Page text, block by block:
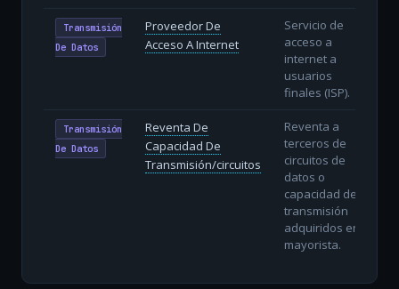
Transmisión
De Datos
Proveedor De
Acceso A Internet
Servicio de
acceso a
internet a
usuarios
finales (ISP).
Transmisión
De Datos
Reventa De
Capacidad De
Transmisión/circuitos
Reventa a
terceros de
circuitos de
datos o
capacidad de
transmisión
adquiridos en
mayorista.